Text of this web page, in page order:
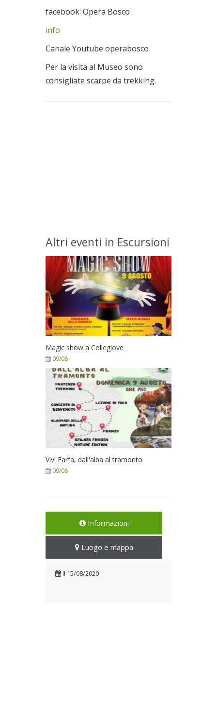
facebook: Opera Bosco
info
Canale Youtube operabosco
Per la visita al Museo sono
consigliate scarpe da trekking.
Altri eventi in Escursioni
Magic show a Collegiove
09/08
Vivi Farfa, dall'alba al tramonto
09/08
Informazioni
Luogo e mappa
Il 15/08/2020